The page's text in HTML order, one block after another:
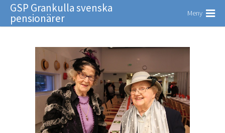
GSP Grankulla svenska
pensionärer Meny